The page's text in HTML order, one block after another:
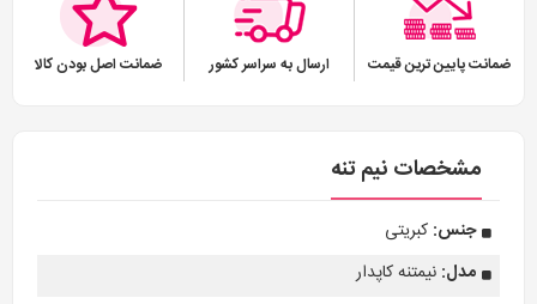
ضمانت پایین ترین قیمت ارسال به سراسر کشور ضمانت اصل بودن کالا
مشخصات نیم تنه
جنس: کبریتی
مدل: نیمتنه کاپدار